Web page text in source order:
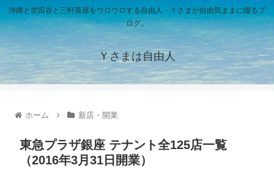
沖縄と世田谷と三軒茶屋をウロウロする自由人・Ｙさまが自由気ままに綴るブ
ログ。
Ｙさまは自由人
ホーム 新店・開業
東急プラザ銀座 テナント全125店一覧
（2016年3月31日開業）